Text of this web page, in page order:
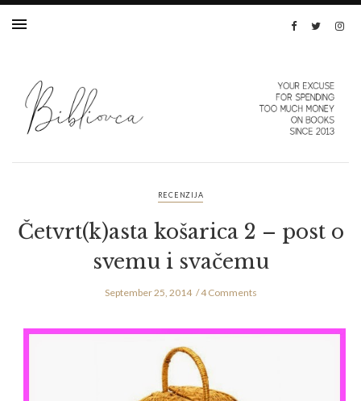
RECENZIJA
Četvrt(k)asta košarica 2 – post o
svemu i svačemu
September 25, 2014 4 Comments